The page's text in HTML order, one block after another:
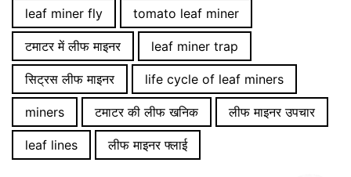
leaf miner fly tomato leaf miner
टमाटर में लीफ माइनर leaf miner trap
सिट्रस लीफ माइनर life cycle of leaf miners
miners टमाटर की लीफ खनिक लीफ माइनर उपचार
leaf lines लीफ माइनर फ्लाई